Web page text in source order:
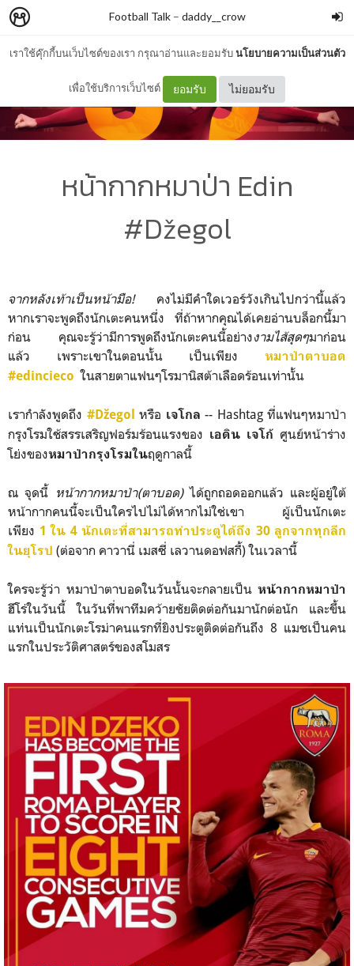
เราใช้คุ๊กกี้บนเว็บไซต์ของเรา กรุณาอ่านและยอมรับนโยบายความเป็นส่วนตัว
เพื่อใช้บริการเว็บไซต์ ยอมรับ ไม่ยอมรับ
Football Talk– daddy__crow
หน้ากากหมาป่า Edin
#Džegol
จากหลังเท้าเป็นหน้ามือ!คงไม่มีคำใดเวอร์วังเกินไปกว่านี้แล้ว
หากเราจะพูดถึงนักเตะคนหนึ่ง ที่ถ้าหากคุณได้เคยอ่านบล็อกนี้มา
ก่อน คุณจะรู้ว่ามีการพูดถึงนักเตะคนนี้อย่างงามไส้สุดๆมาก่อน
แล้ว เพราะเขาในตอนนั้น เป็นเพียง หมาป่าตาบอด
#edincieco ในสายตาแฟนๆโรมานิสต้าเลือดร้อนเท่านั้น
เรากำลังพูดถึง #Džegol หรือ เจโกล -- Hashtag ที่แฟนๆหมาป่า
กรุงโรมใช้สรรเสริญฟอร์มร้อนแรงของ เอดิน เจโก้ ศูนย์หน้าร่าง
โย่งของหมาป่ากรุงโรมในฤดูกาลนี้
ณ จุดนี้ หน้ากากหมาป่า(ตาบอด)ได้ถูกถอดออกแล้ว และผู้อยู่ใต้
หน้ากากคนนี้จะเป็นใครไปไม่ได้หากไม่ใช่เขา ผู้เป็นนักเตะ
เพียง 1 ใน 4 นักเตะที่สามารถทำประตูได้ถึง 30 ลูกจากทุกลีก
ในยุโรป (ต่อจาก คาวานี่ เมสซี่ เลวานดอฟสกี้) ในเวลานี้
ใครจะรู้ว่า หมาป่าตาบอดในวันนั้นจะกลายเป็น หน้ากากหมาป่า
ฮีโร่ในวันนี้ ในวันที่พาทีมคว้ายชัยติดต่อกันมานักต่อนัก และขึ้น
แท่นเป็นนักเตะโรม่าคนแรกที่ยิงประตูติดต่อกันถึง 8 แมชเป็นคน
แรกในประวัติศาสตร์ของสโมสร